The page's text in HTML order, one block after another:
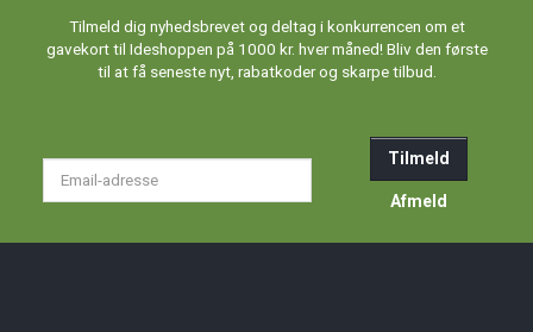
Tilmeld dig nyhedsbrevet og deltag i konkurrencen om et
gavekort til Ideshoppen på 1000 kr. hver måned! Bliv den første
til at få seneste nyt, rabatkoder og skarpe tilbud.
Tilmeld
Afmeld